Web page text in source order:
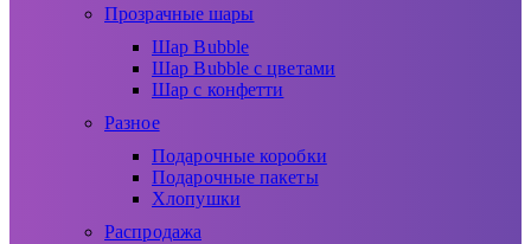
Прозрачные шары
Шар Bubble
Шар Bubble с цветами
Шар с конфетти
Разное
Подарочные коробки
Подарочные пакеты
Хлопушки
Распродажа